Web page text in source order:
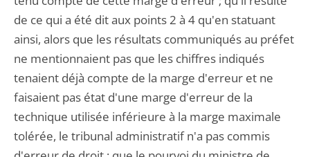
de ce qui a été dit aux points 2 à 4 qu'en statuant
ainsi, alors que les résultats communiqués au préfet
ne mentionnaient pas que les chiffres indiqués
tenaient déjà compte de la marge d'erreur et ne
faisaient pas état d'une marge d'erreur de la
technique utilisée inférieure à la marge maximale
tolérée, le tribunal administratif n'a pas commis